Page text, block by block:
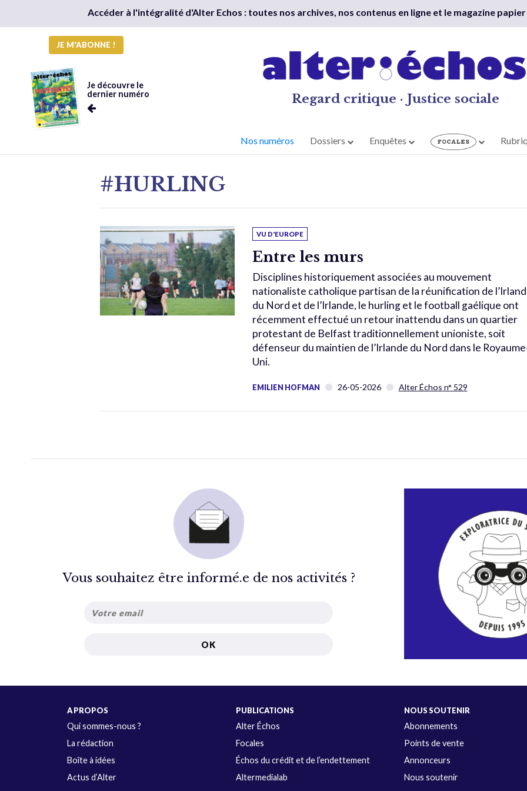
Accéder à l'intégralité d'Alter Echos : toutes nos archives, nos contenus en ligne et le magazine
JE M'ABONNE !
Je découvre le
dernier numéro
Regard critique · Justice sociale
Nos numéros Dossiers Enquêtes
#HURLING
VU D'EUROPE
Entre les murs
Disciplines historiquement associées au mouvement
nationaliste catholique partisan de la réunification de
du Nord et de l’Irlande, le hurling et le football gaélique ont
récemment effectué un retour inattendu dans un quartier
protestant de Belfast traditionnellement unioniste, soit
défenseur du maintien de l’Irlande du Nord dans le
Uni.
EMILIEN HOFMAN 26-05-2026 Alter Échos n° 529
Vous souhaitez être informé.e de nos activités ?
A PROPOS
Qui sommes-nous ?
La rédaction
Boîte à idées
Actus d’Alter
PUBLICATIONS
Alter Échos
Focales
Échos du crédit et de l’endettement
Altermedialab
NOUS SOUTENIR
Abonnements
Points de vente
Annonceurs
Nous soutenir